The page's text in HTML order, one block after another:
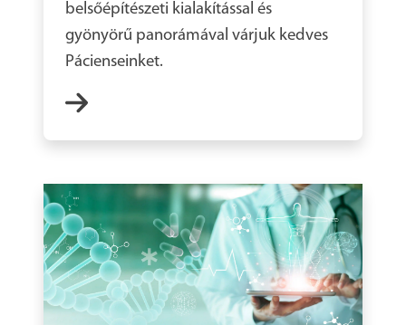
belsőépítészeti kialakítással és
gyönyörű panorámával várjuk kedves
Pácienseinket.